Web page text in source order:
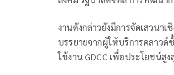
งานดังกล่าวยังมีการจัดเสวนาเ
บรรยายจากผู้ให้บริการคลาวด์
ใช้งาน GDCC เพื่อประโยชน์สูง